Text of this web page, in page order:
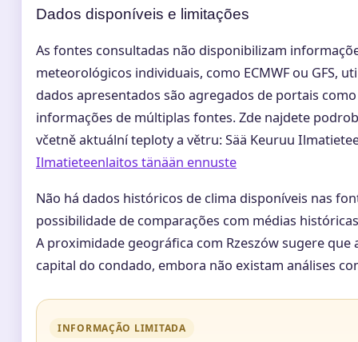
Dados disponíveis e limitações
As fontes consultadas não disponibilizam
meteorológicos individuais, como ECMWF ou GFS,
dados apresentados são agregados de portais
informações de múltiplas fontes. Zde najdete
včetně aktuální teploty a větru: Sää Keuruu
Ilmatieteenlaitos tänään ennuste
Não há dados históricos de clima disponíveis nas
possibilidade de comparações com médias
A proximidade geográfica com Rzeszów sugere que
capital do condado, embora não existam análises
INFORMAÇÃO LIMITADA